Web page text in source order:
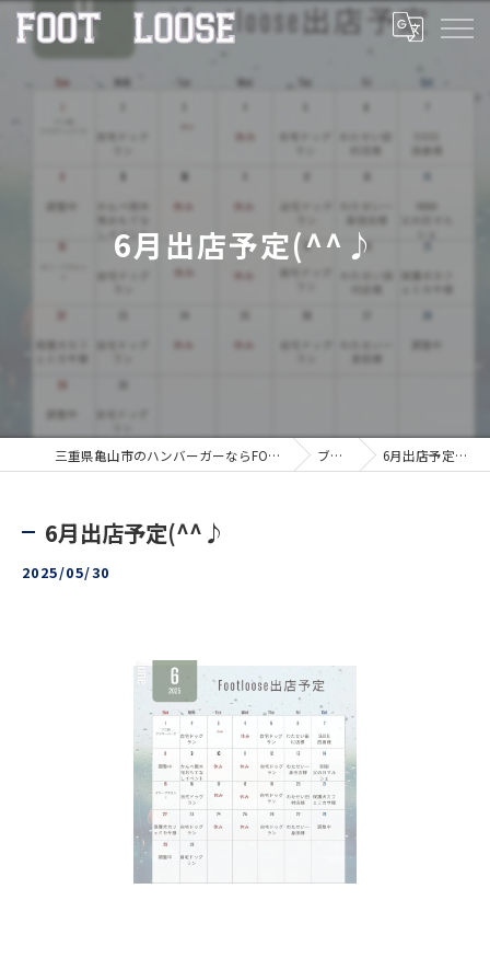
6月出店予定(^^♪
三重県亀山市のハンバーガーならFOOT LOOSE ブログ 6月出店予定(^^♪
6月出店予定(^^♪
2025/05/30